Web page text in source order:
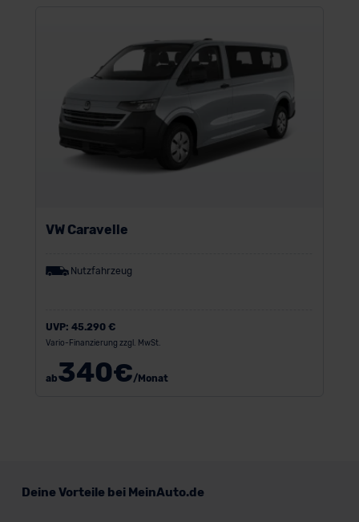
VW Caravelle
Nutzfahrzeug
UVP: 45.290 €
Vario-Finanzierung zzgl. MwSt.
ab340€/Monat
Deine Vorteile bei MeinAuto.de